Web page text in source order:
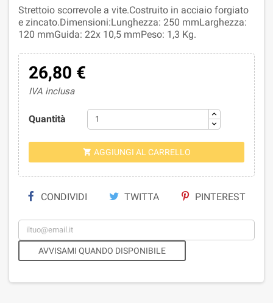
Strettoio scorrevole a vite.Costruito in acciaio forgiato
e zincato.Dimensioni:Lunghezza: 250 mmLarghezza:
120 mmGuida: 22x 10,5 mmPeso: 1,3 Kg.
26,80 €
IVA inclusa
Quantità
 AGGIUNGI AL CARRELLO
CONDIVIDI TWITTA PINTEREST
AVVISAMI QUANDO DISPONIBILE